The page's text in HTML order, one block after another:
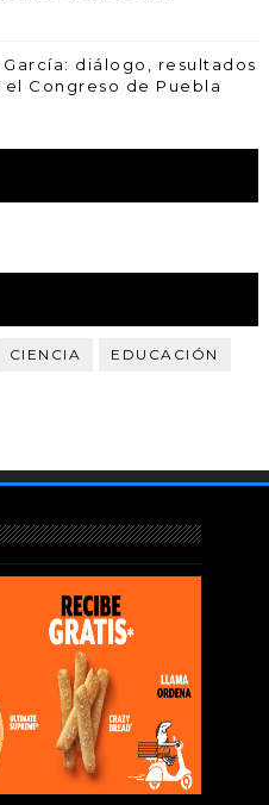
García: diálogo, resultados
Congreso de Puebla
CIENCIA EDUCACIÓN